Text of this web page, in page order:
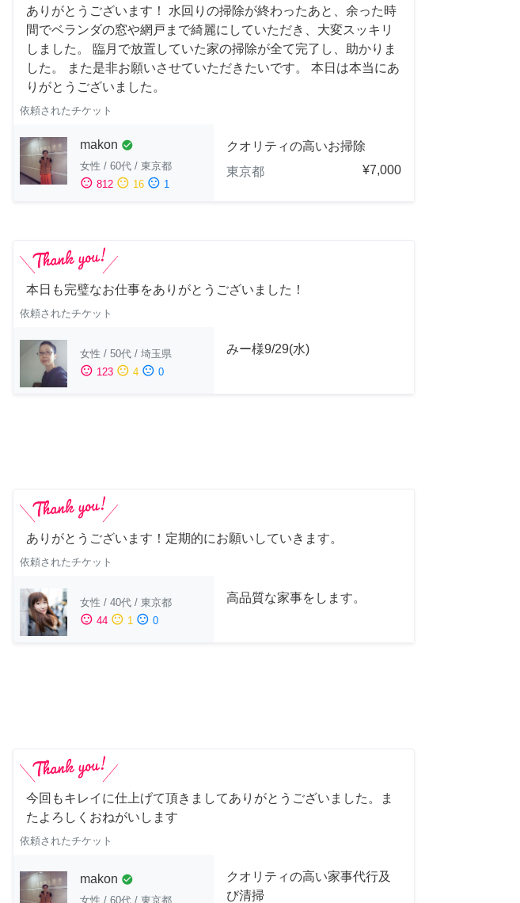
ありがとうございます！ 水回りの掃除が終わったあと、余った時
間でベランダの窓や網戸まで綺麗にしていただき、大変スッキリ
しました。 臨月で放置していた家の掃除が全て完了し、助かりま
した。 また是非お願いさせていただきたいです。 本日は本当にあ
りがとうございました。
依頼されたチケット
makon check_circle
女性 / 60代 / 東京都
sentiment_satisfied 812 sentiment_neutral 16 sentiment_dissatisfied 1
クオリティの高いお掃除
東京都
¥7,000
本日も完璧なお仕事をありがとうございました！
依頼されたチケット
女性 / 50代 / 埼玉県
sentiment_satisfied 123 sentiment_neutral 4 sentiment_dissatisfied 0
みー様9/29(水)
ありがとうございます！定期的にお願いしていきます。
依頼されたチケット
女性 / 40代 / 東京都
sentiment_satisfied 44 sentiment_neutral 1 sentiment_dissatisfied 0
高品質な家事をします。
今回もキレイに仕上げて頂きましてありがとうございました。ま
たよろしくおねがいします
依頼されたチケット
makon check_circle
女性 / 60代 / 東京都
クオリティの高い家事代行及
び清掃